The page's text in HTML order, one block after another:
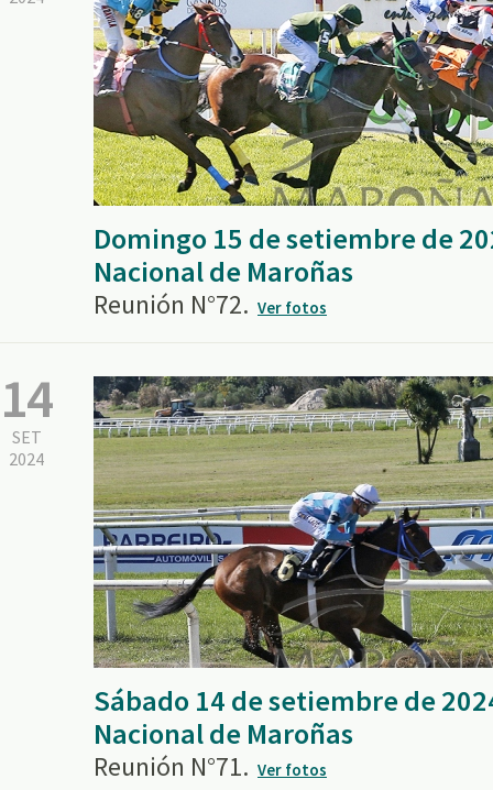
Domingo 15 de setiembre de
Nacional de Maroñas
Reunión N°72. Ver fotos
14
SET
2024
Sábado 14 de setiembre de
Nacional de Maroñas
Reunión N°71. Ver fotos